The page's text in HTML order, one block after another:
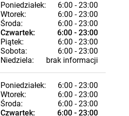
Poniedziałek:
6:00 - 23:00
Wtorek:
6:00 - 23:00
Środa:
6:00 - 23:00
Czwartek:
6:00 - 23:00
Piątek:
6:00 - 23:00
Sobota:
6:00 - 23:00
Niedziela:
brak informacji
Poniedziałek:
6:00 - 23:00
Wtorek:
6:00 - 23:00
Środa:
6:00 - 23:00
Czwartek:
6:00 - 23:00